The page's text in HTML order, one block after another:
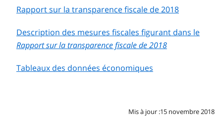
Rapport sur la transparence fiscale de 2018
Description des mesures fiscales figurant dans le
Rapport sur la transparence fiscale de 2018
Tableaux des données économiques
Mis à jour :15 novembre 2018